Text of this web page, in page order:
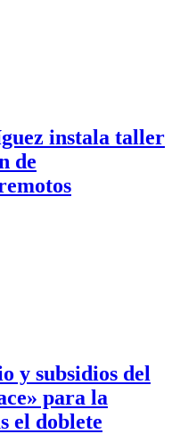
instala taller
de
y subsidios del
para la
el doblete